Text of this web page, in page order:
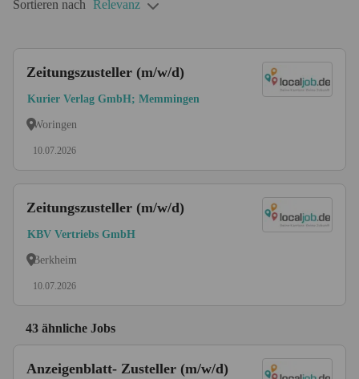
Sortieren nach Relevanz
Zeitungszusteller (m/w/d)
Kurier Verlag GmbH; Memmingen
Woringen
10.07.2026
Zeitungszusteller (m/w/d)
KBV Vertriebs GmbH
Berkheim
10.07.2026
43 ähnliche Jobs
Anzeigenblatt- Zusteller (m/w/d)